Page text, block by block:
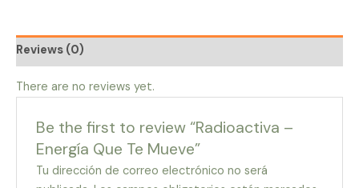
Reviews (0)
There are no reviews yet.
Be the first to review “Radioactiva –
Energía Que Te Mueve”
Tu dirección de correo electrónico no será